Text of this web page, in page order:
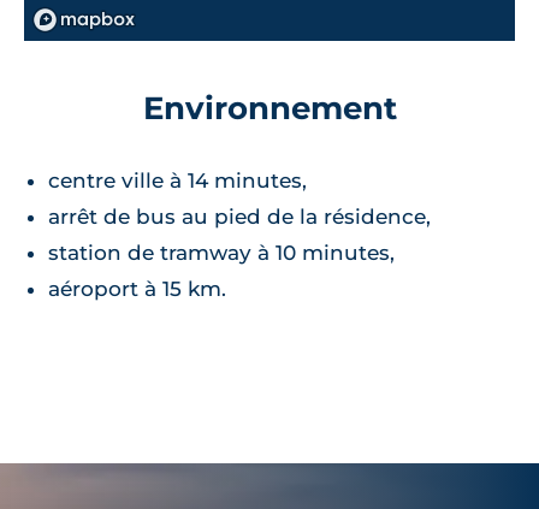
Environnement
centre ville à 14 minutes,
arrêt de bus au pied de la résidence,
station de tramway à 10 minutes,
aéroport à 15 km.